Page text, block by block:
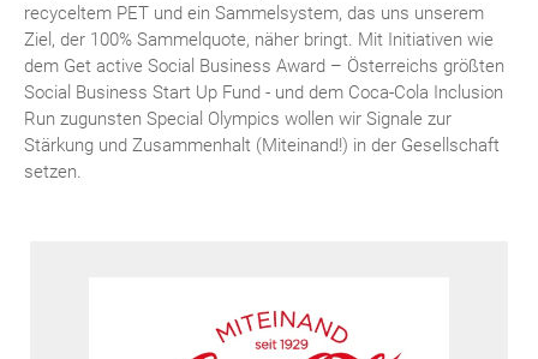
recyceltem PET und ein Sammelsystem, das uns unserem
Ziel, der 100% Sammelquote, näher bringt. Mit Initiativen wie
dem Get active Social Business Award – Österreichs größten
Social Business Start Up Fund - und dem Coca-Cola Inclusion
Run zugunsten Special Olympics wollen wir Signale zur
Stärkung und Zusammenhalt (Miteinand!) in der Gesellschaft
setzen.